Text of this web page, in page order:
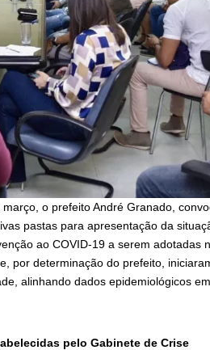
o prefeito André Granado,
pastas para apresentação da
ao COVID-19 a serem adotadas
por determinação do prefeito,
alinhando dados epidemiológicos
pelo Gabinete de Crise